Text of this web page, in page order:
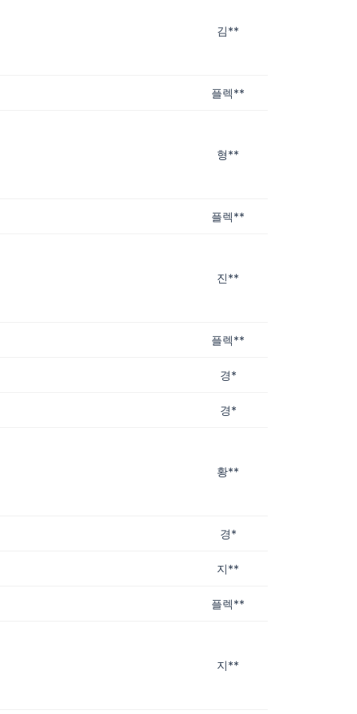
김**
플렉**
형**
플렉**
진**
플렉**
경*
경*
황**
경*
지**
플렉**
지**